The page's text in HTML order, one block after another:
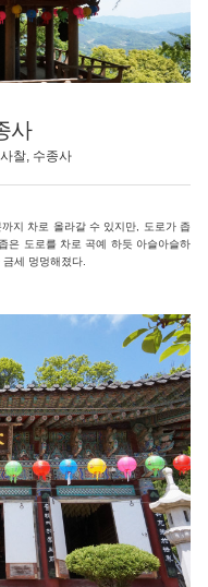
사
찰, 수종사
지 차로 올라갈 수 있지만, 도로가 좁
은 도로를 차로 곡예 하듯 아슬아슬하
세 멍멍해졌다.